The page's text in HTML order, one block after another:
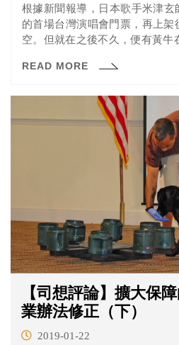
根據新聞報導，日本歌手米津
的首場台灣演唱會門票，再上架
空。但就在之後不久，便有黃牛
望網友不要購買黃牛票，並請網
於日後啟動相關退費作業。
READ MORE
【司想評論】擴大保
業辦法修正（下）
2019-01-22